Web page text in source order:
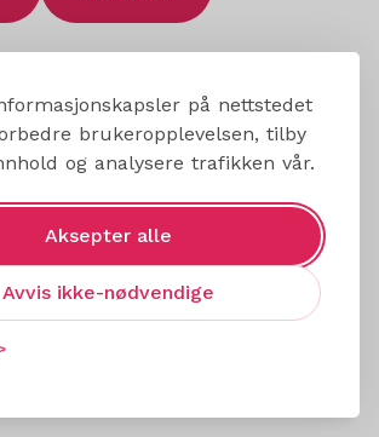
på nettstedet
brukeropplevelsen, tilby
og analysere trafikken vår.
Aksepter alle
Avvis ikke-nødvendige